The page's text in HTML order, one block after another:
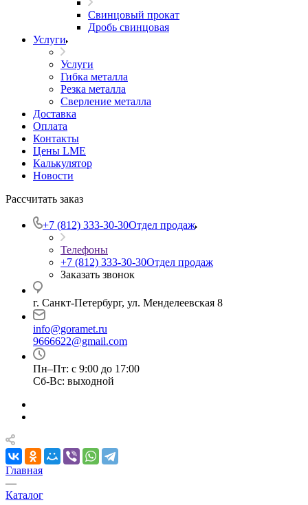
Свинцовый прокат
Дробь свинцовая
Услуги
Услуги
Гибка металла
Резка металла
Сверление металла
Доставка
Оплата
Контакты
Цены LME
Калькулятор
Новости
Рассчитать заказ
+7 (812) 333-30-30Отдел продаж
Телефоны
+7 (812) 333-30-30Отдел продаж
Заказать звонок
г. Санкт-Петербург, ул. Менделеевская 8
info@goramet.ru
9666622@gmail.com
Пн–Пт: с 9:00 до 17:00
Сб-Вс: выходной
Главная
—
Каталог